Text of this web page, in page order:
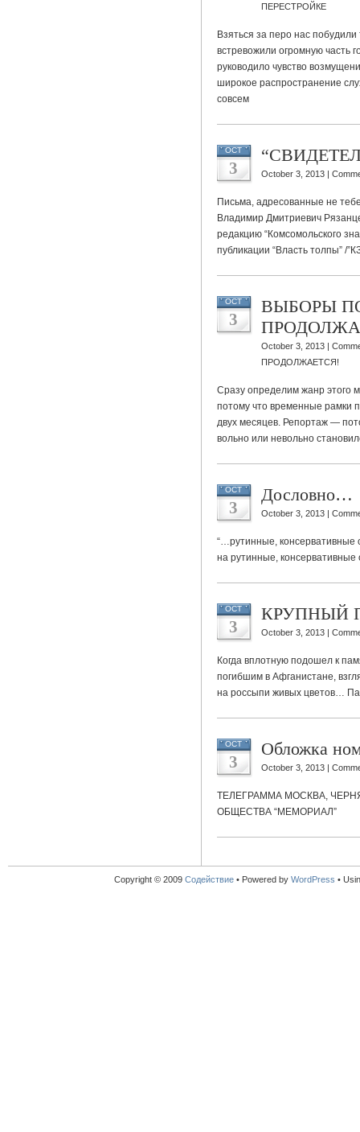
ПЕРЕСТРОЙКЕ
Взяться за перо нас
встревожили огромную часть
руководило чувство
широкое распространение
совсем
OCT
3 October 3, 2013 |
Письма, адресованные не
Владимир Дмитриевич
редакцию “Комсомольского
публикации “Власть толпы” /
OCT
3
ВЫБОРЫ
October 3, 2013 |
ПРОДОЛЖАЕТСЯ!
Сразу определим жанр этого
потому что временные рамки
двух месяцев. Репортаж —
вольно или невольно
OCT
3
Дословно…
October 3, 2013 |
“…рутинные,
на рутинные,
OCT
3
КРУПНЫЙ
October 3, 2013 |
Когда вплотную подошел к
погибшим в Афганистане,
на россыпи живых цветов…
OCT
3
Обложка
October 3, 2013 |
ТЕЛЕГРАММА МОСКВА,
ОБЩЕСТВА “МЕМОРИАЛ”
Copyright © 2009 Содействие• Powered by WordPress •